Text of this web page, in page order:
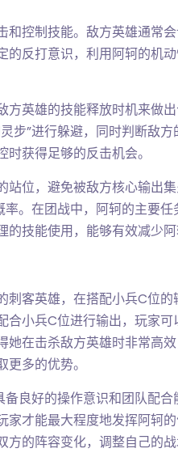
控制技能。敌方英雄通常
反打意识，利用阿轲的机
英雄的技能释放时机来做
步”进行躲避，同时判断敌
获得足够的反击机会。
位，避免被敌方核心输出
。在团战中，阿轲的主要
技能使用，能够有效减少阿
客英雄，在搭配小兵C位
小兵C位进行输出，玩家
在击杀敌方英雄时非常高效
多的优势。
良好的操作意识和团队配
才能最大程度地发挥阿轲
的阵容变化，调整自己的